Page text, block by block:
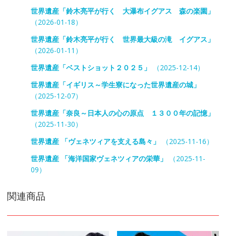
世界遺産「鈴木亮平が行く 大瀑布イグアス 森の楽園」
（2026-01-18）
世界遺産「鈴木亮平が行く 世界最大級の滝 イグアス」
（2026-01-11）
世界遺産「ベストショット２０２５」
（2025-12-14）
世界遺産「イギリス～学生寮になった世界遺産の城」
（2025-12-07）
世界遺産「奈良～日本人の心の原点 １３００年の記憶」
（2025-11-30）
世界遺産 「ヴェネツィアを支える島々」
（2025-11-16）
世界遺産 「海洋国家ヴェネツィアの栄華」
（2025-11-
09）
関連商品